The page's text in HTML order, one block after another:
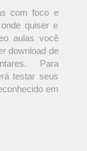
com foco e
quiser e
aulas você
download de
Para
testar seus
em